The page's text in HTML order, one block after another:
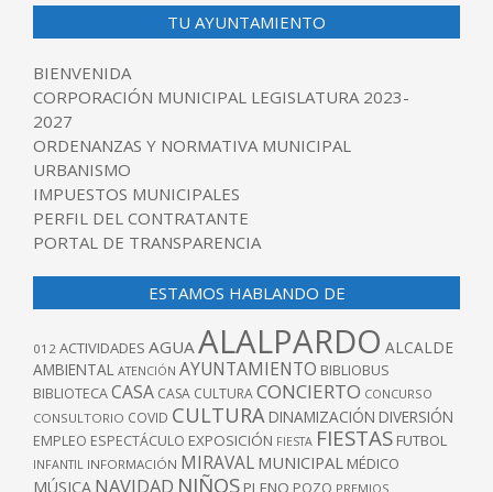
TU AYUNTAMIENTO
BIENVENIDA
CORPORACIÓN MUNICIPAL LEGISLATURA 2023-
2027
ORDENANZAS Y NORMATIVA MUNICIPAL
URBANISMO
IMPUESTOS MUNICIPALES
PERFIL DEL CONTRATANTE
PORTAL DE TRANSPARENCIA
ESTAMOS HABLANDO DE
012 ACTIVIDADES AGUA ALALPARDO ALCALDE
AMBIENTAL ATENCIÓN AYUNTAMIENTO BIBLIOBUS
BIBLIOTECACASA CASA CULTURACONCIERTO CONCURSO
CONSULTORIO COVID CULTURA DINAMIZACIÓN DIVERSIÓN
EMPLEO ESPECTÁCULO EXPOSICIÓN FIESTA FIESTAS FUTBOL
INFANTIL INFORMACIÓN MIRAVAL MUNICIPAL MÉDICO
MÚSICA NAVIDAD NIÑOS PLENO POZO PREMIOS